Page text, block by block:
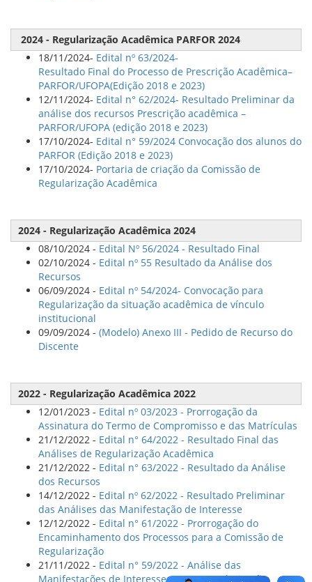
2024 - Regularização Acadêmica PARFOR 2024
18/11/2024- Edital nº 63/2024-
Resultado Final do Processo de Prescrição Acadêmica–
PARFOR/UFOPA(Edição 2018 e 2023)
12/11/2024- Edital n° 62/2024- Resultado Preliminar da
análise dos recursos Prescrição acadêmica –
PARFOR/UFOPA (edição 2018 e 2023)
17/10/2024- Edital n° 59/2024 Convocação dos alunos do
PARFOR (Edição 2018 e 2023)
17/10/2024- Portaria de criação da Comissão de
Regularização Acadêmica
2024 - Regularização Acadêmica 2024
08/10/2024 - Edital Nº 56/2024 - Resultado Final
02/10/2024 - Edital nº 55 Resultado da Análise dos
Recursos
06/09/2024 - Edital nº 54/2024- Convocação para
Regularização da situação acadêmica de vínculo
institucional
09/09/2024 - (Modelo) Anexo III - Pedido de Recurso do
Discente
2022 - Regularização Acadêmica 2022
12/01/2023 - Edital nº 03/2023 - Prorrogação da
Assinatura do Termo de Compromisso e das Matrículas
21/12/2022 - Edital n° 64/2022 - Resultado Final das
Análises de Regularização Acadêmica
21/12/2022 - Edital n° 63/2022 - Resultado da Análise
dos Recursos
14/12/2022 - Edital nº 62/2022 - Resultado Preliminar
das Análises das Manifestação de Interesse
12/12/2022 - Edital n° 61/2022 - Prorrogação do
Encaminhamento dos Processos para a Comissão de
Regularização
21/11/2022 - Edital n° 59/2022 - Análise das
Manifestações de Interesse para a Regularização